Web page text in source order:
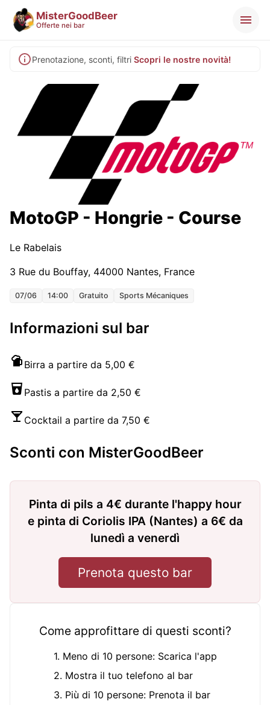
MisterGoodBeer
Offerte nei bar
Prenotazione, sconti, filtri Scopri le nostre novità!
MotoGP - Hongrie - Course
Le Rabelais
3 Rue du Bouffay, 44000 Nantes, France
07/06 14:00 Gratuito Sports Mécaniques
Informazioni sul bar
Birra a partire da 5,00 €
Pastis a partire da 2,50 €
Cocktail a partire da 7,50 €
Sconti con MisterGoodBeer
Pinta di pils a 4€ durante l'happy hour
e pinta di Coriolis IPA (Nantes) a 6€ da
lunedì a venerdì
Prenota questo bar
Come approfittare di questi sconti?
1. Meno di 10 persone: Scarica l'app
2. Mostra il tuo telefono al bar
3. Più di 10 persone: Prenota il bar